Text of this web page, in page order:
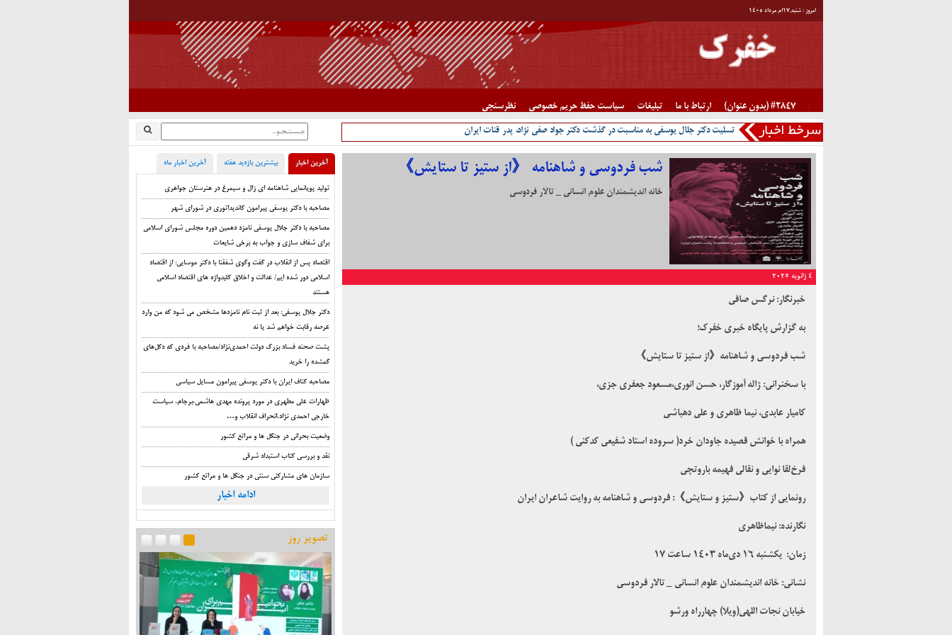
امروز : شنبه,۱۷ام مرداد ۱۴۰۵
#2847 (بدون عنوان) ارتباط با ما تبلیغات سیاست حفظ حریم خصوصی نظرسنجی
تسلیت دکتر جلال یوسفی به مناسبت در گذشت دکتر جواد صفی نژاد، پدر قنات ایران
شب فردوسی و شاهنامه 《از ستیز تا ستایش》
خانه اندیشمندان علوم انسانی _ تالار فردوسی
4 ژانویه 2025
خبرنگار: نرگس صافی
به گزارش پایگاه خبری خفرک؛
شب فردوسی و شاهنامه《از ستیز تا ستایش》
با سخنرانی: ژاله آموزگار، حسن انوری،مسعود جعفری جزی،
کامیار عابدی، نیما ظاهری و علی دهباشی
همراه با خوانش قصیده جاودان خرد( سروده استاد شفیعی کدکنی )
فرخ‌لقا نوایی و نقالی فهیمه باروتچی
رونمایی از کتاب《ستیز و ستایش》: فردوسی و شاهنامه به روایت شاعران ایران
نگارنده: نیماظاهری
زمان: یکشنبه ۱۶ دی‌ماه ۱۴۰۳ ساعت ۱۷
نشانی: خانه اندیشمندان علوم انسانی _ تالار فردوسی
خیابان نجات اللهی(ویلا) چهارراه ورشو
آخرین اخبار بیشترین بازدید هفته آخرین اخبار ماه
تولید پویانمایی شاهنامه ای زال و سیمرغ در هنرستان جواهری
مصاحبه با دکتر یوسفی پیرامون کاندیداتوری در شورای شهر
مصاحبه با دکتر جلال یوسفی نامزد دهمین دوره مجلس شورای اسلامی
برای شفاف سازی و جواب به برخی شایعات
اقتصاد پس از انقلاب در گفت وگوی شفقنا با دکتر موسایی: از اقتصاد
اسلامی دور شده ایم/ عدالت و اخلاق کلیدواژه های اقتصاد اسلامی
هستند
دکتر جلال یوسفی: بعد از ثبت نام نامزدها مشخص می شود که من وارد
عرصه رقابت خواهم شد یا نه
پشت صحنه فساد بزرگ دولت احمدی‌نژاد/مصاحبه با فردی که دکل‌های
گمشده را خرید
مصاحبه کناف ایران با دکتر یوسفی پیرامون مسایل سیاسی
ظهارات علی مطهری در مورد پرونده مهدی هاشمی،برجام، سیاست
خارجی احمدی نژاد،انحراف انقلاب و…
وضعیت بحرانی در جنگل ها و مراتع کشور
نقد و بررسی کتاب استبداد شرقی
سازمان های مشارکتی سنتی در جنگل ها و مراتع کشور
ادامه اخبار
تصویر روز